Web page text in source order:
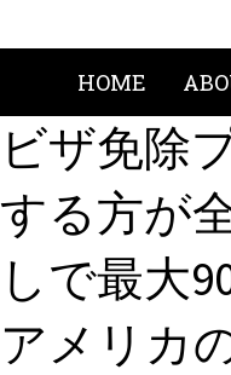
HOME
ビザ免除
する方が
しで最大
アメリカ